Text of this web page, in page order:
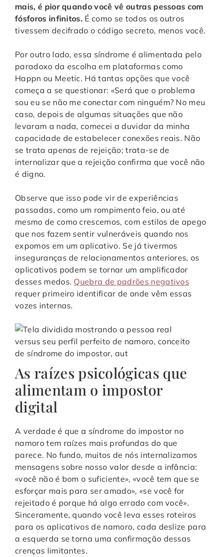
mais, é pior quando você vê outras pessoas com
fósforos infinitos. É como se todos os outros
tivessem decifrado o código secreto, menos você.
Por outro lado, essa síndrome é alimentada pelo
paradoxo da escolha em plataformas como
Happn ou Meetic. Há tantas opções que você
começa a se questionar: «Será que o problema
sou eu se não me conectar com ninguém? No meu
caso, depois de algumas situações que não
levaram a nada, comecei a duvidar da minha
capacidade de estabelecer conexões reais. Não
se trata apenas de rejeição; trata-se de
internalizar que a rejeição confirma que você não
é digno.
Observe que isso pode vir de experiências
passadas, como um rompimento feio, ou até
mesmo de como crescemos, com estilos de apego
que nos fazem sentir vulneráveis quando nos
expomos em um aplicativo. Se já tivermos
inseguranças de relacionamentos anteriores, os
aplicativos podem se tornar um amplificador
desses medos. Quebra de padrões negativos
requer primeiro identificar de onde vêm essas
vozes internas.
As raízes psicológicas que
alimentam o impostor
digital
A verdade é que a síndrome do impostor no
namoro tem raízes mais profundas do que
parece. No fundo, muitos de nós internalizamos
mensagens sobre nosso valor desde a infância:
«você não é bom o suficiente», «você tem que se
esforçar mais para ser amado», «se você for
rejeitado é porque há algo errado com você».
Sinceramente, quando você leva esses roteiros
para os aplicativos de namoro, cada deslize para
a esquerda se torna uma confirmação dessas
crenças limitantes.